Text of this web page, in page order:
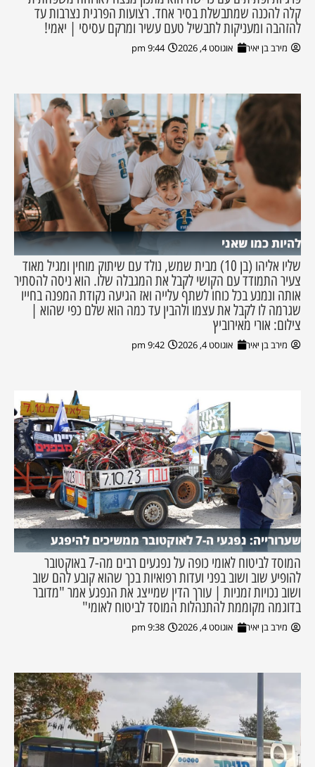
קלה להכנה שמתבשלת בסיר אחד. רצועות הפרגית נצרבות עד
להזהבה ומעניקות לתבשיל טעם עשיר ומרקם עסיסי | יאמי!
מירב בן יאיר אוגוסט 4, 2026 9:44 pm
להיות כמו שאני
שליו אליהו (בן 10) מבית שמש, נולד עם שיתוק מוחין ומגיל מאוד
צעיר התמודד עם הקושי לקבל את המגבלה שלו. הוא ניסה להסתיר
אותה ונמנע בכל כוחו לשתף עלייה ואז הגיעה נקודת המפנה בחייו
שגרמה לו לקבל את עצמו ולהבין עד כמה הוא שלם כפי שהוא |
צילום: אורי מאירוביץ
מירב בן יאיר אוגוסט 4, 2026 9:42 pm
שערורייה: נפגעי ה-7 לאוקטובר ממשיכים להיפגע
המוסד לביטוח לאומי כופה על נפגעים רבים מה-7 באוקטובר
להופיע שוב ושוב בפני ועדות רפואיות בכך שהוא קובע להם שוב
ושוב נכויות זמניות | עורך הדין שמייצג את הנפגע אמר "מדובר
בדוגמה מקוממת להתנהלות המוסד לביטוח לאומי"
מירב בן יאיר אוגוסט 4, 2026 9:38 pm